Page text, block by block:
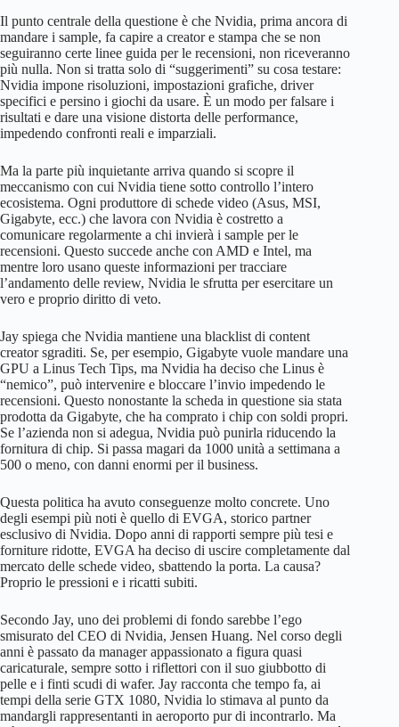
Il punto centrale della questione è che Nvidia, prima ancora di
mandare i sample, fa capire a creator e stampa che se non
seguiranno certe linee guida per le recensioni, non riceveranno
più nulla. Non si tratta solo di “suggerimenti” su cosa testare:
Nvidia impone risoluzioni, impostazioni grafiche, driver
specifici e persino i giochi da usare. È un modo per falsare i
risultati e dare una visione distorta delle performance,
impedendo confronti reali e imparziali.
Ma la parte più inquietante arriva quando si scopre il
meccanismo con cui Nvidia tiene sotto controllo l’intero
ecosistema. Ogni produttore di schede video (Asus, MSI,
Gigabyte, ecc.) che lavora con Nvidia è costretto a
comunicare regolarmente a chi invierà i sample per le
recensioni. Questo succede anche con AMD e Intel, ma
mentre loro usano queste informazioni per tracciare
l’andamento delle review, Nvidia le sfrutta per esercitare un
vero e proprio diritto di veto.
Jay spiega che Nvidia mantiene una blacklist di content
creator sgraditi. Se, per esempio, Gigabyte vuole mandare una
GPU a Linus Tech Tips, ma Nvidia ha deciso che Linus è
“nemico”, può intervenire e bloccare l’invio impedendo le
recensioni. Questo nonostante la scheda in questione sia stata
prodotta da Gigabyte, che ha comprato i chip con soldi propri.
Se l’azienda non si adegua, Nvidia può punirla riducendo la
fornitura di chip. Si passa magari da 1000 unità a settimana a
500 o meno, con danni enormi per il business.
Questa politica ha avuto conseguenze molto concrete. Uno
degli esempi più noti è quello di EVGA, storico partner
esclusivo di Nvidia. Dopo anni di rapporti sempre più tesi e
forniture ridotte, EVGA ha deciso di uscire completamente dal
mercato delle schede video, sbattendo la porta. La causa?
Proprio le pressioni e i ricatti subiti.
Secondo Jay, uno dei problemi di fondo sarebbe l’ego
smisurato del CEO di Nvidia, Jensen Huang. Nel corso degli
anni è passato da manager appassionato a figura quasi
caricaturale, sempre sotto i riflettori con il suo giubbotto di
pelle e i finti scudi di wafer. Jay racconta che tempo fa, ai
tempi della serie GTX 1080, Nvidia lo stimava al punto da
mandargli rappresentanti in aeroporto pur di incontrarlo. Ma